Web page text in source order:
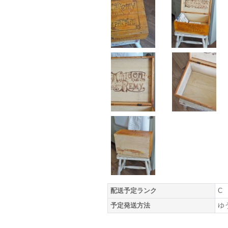
配送予定ランク
C
予定発送方法
ゆ